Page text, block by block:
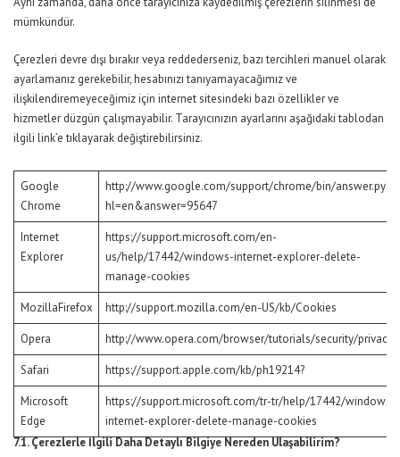
mümkündür.
Çerezleri devre dışı bırakır veya reddederseniz, bazı tercihleri manuel olarak
ayarlamanız gerekebilir, hesabınızı tanıyamayacağımız ve
ilişkilendiremeyeceğimiz için internet sitesindeki bazı özellikler ve
hizmetler düzgün çalışmayabilir. Tarayıcınızın ayarlarını aşağıdaki tablodan
ilgili link’e tıklayarak değiştirebilirsiniz.
Google
Chrome
http://www.google.com/support/chrome/bin/answer.py?
hl=en&answer=95647
Internet
Explorer
https://support.microsoft.com/en-
us/help/17442/windows-internet-explorer-delete-
manage-cookies
MozillaFirefox http://support.mozilla.com/en-US/kb/Cookies
Opera http://www.opera.com/browser/tutorials/security/privacy/
Safari https://support.apple.com/kb/ph19214?
Microsoft
Edge
https://support.microsoft.com/tr-tr/help/17442/windows-
internet-explorer-delete-manage-cookies
7.1. Çerezlerle İlgili Daha Detaylı Bilgiye Nereden Ulaşabilirim?